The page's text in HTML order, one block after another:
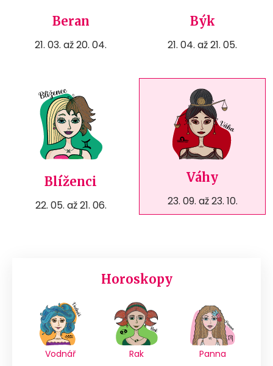
Beran
21. 03. až 20. 04.
Býk
21. 04. až 21. 05.
Blíženci
22. 05. až 21. 06.
Váhy
23. 09. až 23. 10.
Horoskopy
Vodnář Rak Panna